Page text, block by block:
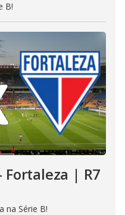
B!
Fortaleza | R7
na Série B!